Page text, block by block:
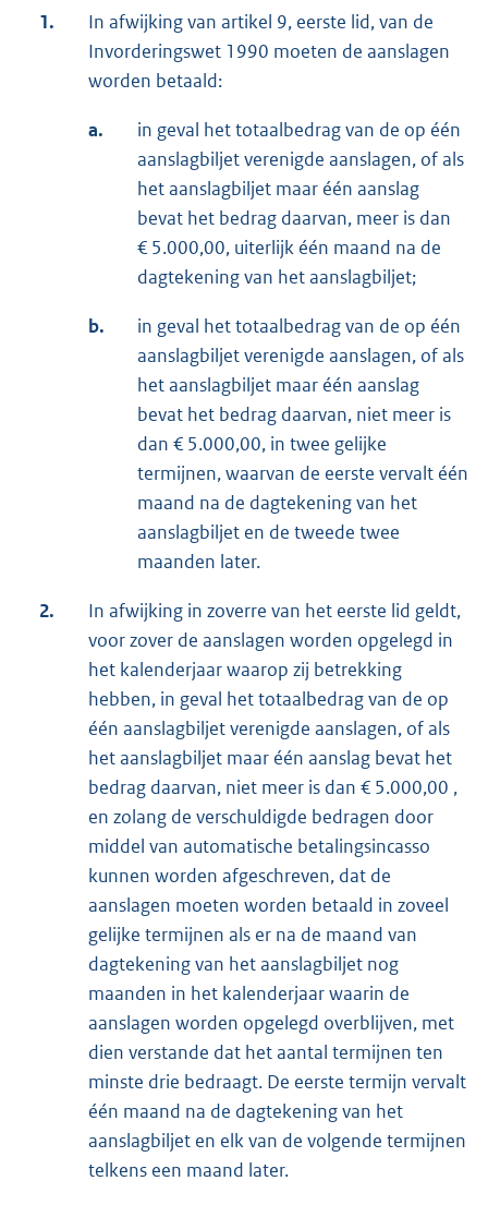
1.
In afwijking van artikel 9, eerste lid, van de
Invorderingswet 1990 moeten de aanslagen
worden betaald:
a.
in geval het totaalbedrag van de op één
aanslagbiljet verenigde aanslagen, of als
het aanslagbiljet maar één aanslag
bevat het bedrag daarvan, meer is dan
€ 5.000,00, uiterlijk één maand na de
dagtekening van het aanslagbiljet;
b.
in geval het totaalbedrag van de op één
aanslagbiljet verenigde aanslagen, of als
het aanslagbiljet maar één aanslag
bevat het bedrag daarvan, niet meer is
dan € 5.000,00, in twee gelijke
termijnen, waarvan de eerste vervalt één
maand na de dagtekening van het
aanslagbiljet en de tweede twee
maanden later.
2.
In afwijking in zoverre van het eerste lid geldt,
voor zover de aanslagen worden opgelegd in
het kalenderjaar waarop zij betrekking
hebben, in geval het totaalbedrag van de op
één aanslagbiljet verenigde aanslagen, of als
het aanslagbiljet maar één aanslag bevat het
bedrag daarvan, niet meer is dan € 5.000,00 ,
en zolang de verschuldigde bedragen door
middel van automatische betalingsincasso
kunnen worden afgeschreven, dat de
aanslagen moeten worden betaald in zoveel
gelijke termijnen als er na de maand van
dagtekening van het aanslagbiljet nog
maanden in het kalenderjaar waarin de
aanslagen worden opgelegd overblijven, met
dien verstande dat het aantal termijnen ten
minste drie bedraagt. De eerste termijn vervalt
één maand na de dagtekening van het
aanslagbiljet en elk van de volgende termijnen
telkens een maand later.